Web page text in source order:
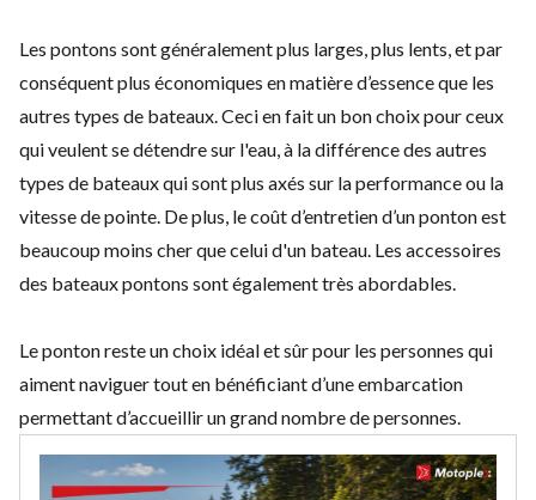
Les pontons sont généralement plus larges, plus lents, et par
conséquent plus économiques en matière d’essence que les
autres types de bateaux. Ceci en fait un bon choix pour ceux
qui veulent se détendre sur l'eau, à la différence des autres
types de bateaux qui sont plus axés sur la performance ou la
vitesse de pointe. De plus, le coût d’entretien d’un ponton est
beaucoup moins cher que celui d'un bateau. Les accessoires
des bateaux pontons sont également très abordables.
Le ponton reste un choix idéal et sûr pour les personnes qui
aiment naviguer tout en bénéficiant d’une embarcation
permettant d’accueillir un grand nombre de personnes.